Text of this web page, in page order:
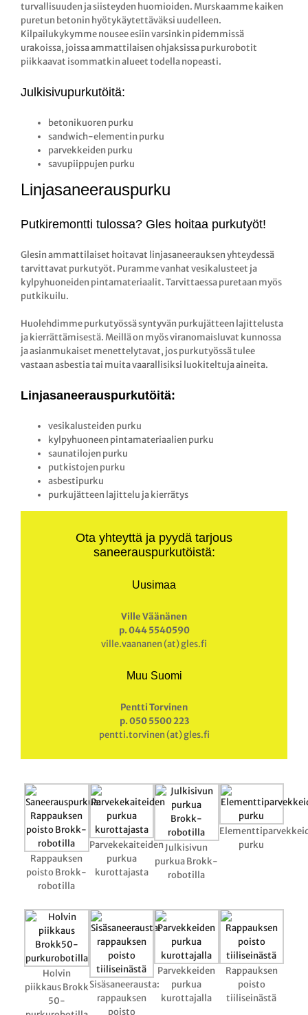
turvallisuuden ja siisteyden huomioiden. Murskaamme kaiken
puretun betonin hyötykäytettäväksi uudelleen.
Kilpailukykymme nousee esiin varsinkin pidemmissä
urakoissa, joissa ammattilaisen ohjaksissa purkurobotit
piikkaavat isommatkin alueet todella nopeasti.
Julkisivupurkutöitä:
betonikuoren purku
sandwich-elementin purku
parvekkeiden purku
savupiippujen purku
Linjasaneerauspurku
Putkiremontti tulossa? Gles hoitaa purkutyöt!
Glesin ammattilaiset hoitavat linjasaneerauksen yhteydessä
tarvittavat purkutyöt. Puramme vanhat vesikalusteet ja
kylpyhuoneiden pintamateriaalit. Tarvittaessa puretaan myös
putkikuilu.
Huolehdimme purkutyössä syntyvän purkujätteen lajittelusta
ja kierrättämisestä. Meillä on myös viranomaisluvat kunnossa
ja asianmukaiset menettelytavat, jos purkutyössä tulee
vastaan asbestia tai muita vaarallisiksi luokiteltuja aineita.
Linjasaneerauspurkutöitä:
vesikalusteiden purku
kylpyhuoneen pintamateriaalien purku
saunatilojen purku
putkistojen purku
asbestipurku
purkujätteen lajittelu ja kierrätys
Ota yhteyttä ja pyydä tarjous
saneerauspurkutöistä:
Uusimaa
Ville Väänänen
p. 044 5540590
ville.vaananen (at) gles.fi
Muu Suomi
Pentti Torvinen
p. 050 5500 223
pentti.torvinen (at) gles.fi
Rappauksen
poisto Brokk-
robotilla
Parvekekaiteiden
purkua
kurottajasta
Julkisivun
purkua Brokk-
robotilla
purku
Holvin
piikkaus Brokk
50-
Sisäsaneerausta:
rappauksen
poisto
Parvekkeiden
purkua
kurottajalla
Rappauksen
poisto
tiiliseinästä